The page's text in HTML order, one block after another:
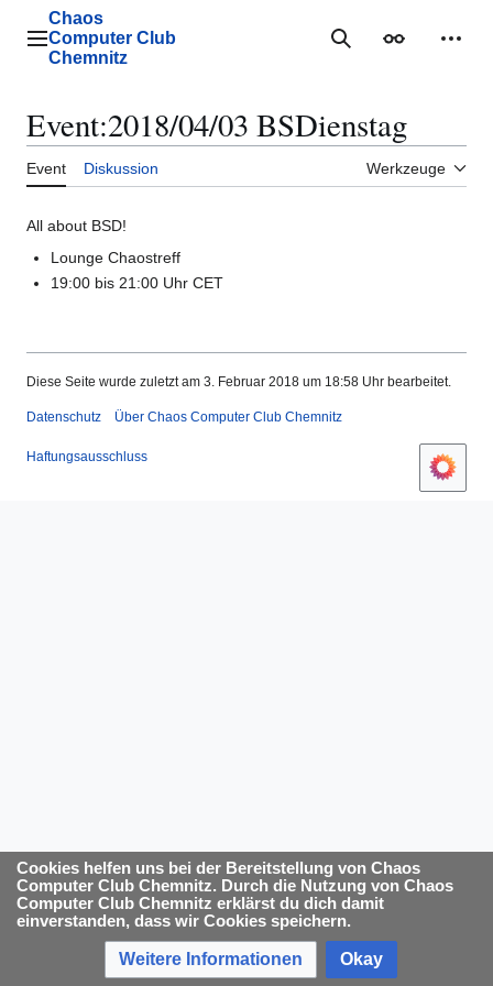
Inhalt
springenHauptmenü
Chaos
Computer Club
Chemnitz
Suche
Event:2018/04/03 BSDienstag
Event Diskussion Werkzeuge
All about BSD!
Lounge Chaostreff
19:00 bis 21:00 Uhr CET
Cookies helfen uns bei der Bereitstellung von Chaos
Computer Club Chemnitz. Durch die Nutzung von Chaos
Computer Club Chemnitz erklärst du dich damit
einverstanden, dass wir Cookies speichern.
Weitere Informationen Okay
Diese Seite wurde zuletzt am 3. Februar 2018 um 18:58 Uhr bearbeitet.
Datenschutz Über Chaos Computer Club Chemnitz
Haftungsausschluss